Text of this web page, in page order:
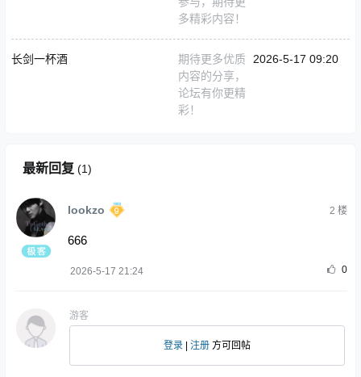
多精彩内容！
长剑一杯酒
期待更多优质
内容的分享，
论坛有你更精
彩！
2026-5-17 09:20
最新回复 (1)
lookzo 2 楼
666
2026-5-17 21:24 0
游客
登录 注册 方可回帖